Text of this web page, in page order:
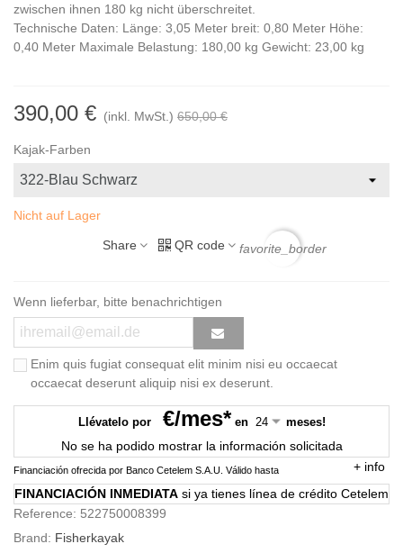
zwischen ihnen 180 kg nicht überschreitet.
Technische Daten: Länge: 3,05 Meter breit: 0,80 Meter Höhe:
0,40 Meter Maximale Belastung: 180,00 kg Gewicht: 23,00 kg
390,00 € (inkl. MwSt.) 650,00 €
Kajak-Farben
Nicht auf Lager
Share QR code favorite_border
Wenn lieferbar, bitte benachrichtigen
Enim quis fugiat consequat elit minim nisi eu occaecat
occaecat deserunt aliquip nisi ex deserunt.
Llévatelo por €/mes*en meses!
No se ha podido mostrar la información solicitada
Financiación ofrecida por Banco Cetelem S.A.U. Válido hasta + info
FINANCIACIÓN INMEDIATA si ya tienes línea de crédito Cetelem
Reference: 522750008399
Brand: Fisherkayak